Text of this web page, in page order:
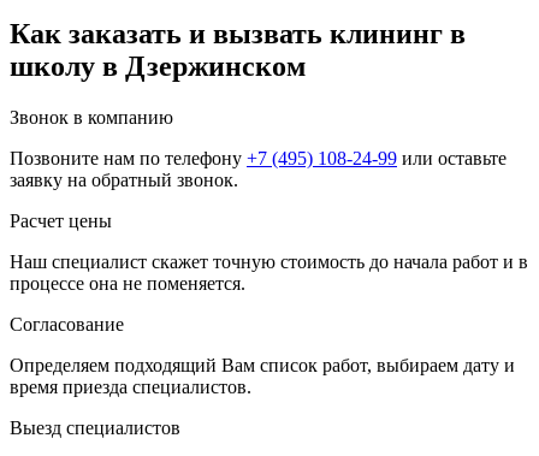
Как заказать и вызвать клининг в
школу в Дзержинском
Звонок в компанию
Позвоните нам по телефону +7 (495) 108-24-99 или оставьте
заявку на обратный звонок.
Расчет цены
Наш специалист скажет точную стоимость до начала работ и в
процессе она не поменяется.
Согласование
Определяем подходящий Вам список работ, выбираем дату и
время приезда специалистов.
Выезд специалистов